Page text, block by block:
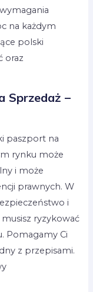
na każdym
polski
oraz
Sprzedaż –
paszport na
rynku może
i może
prawnych. W
i
ryzykować
Pomagamy Ci
z przepisami.